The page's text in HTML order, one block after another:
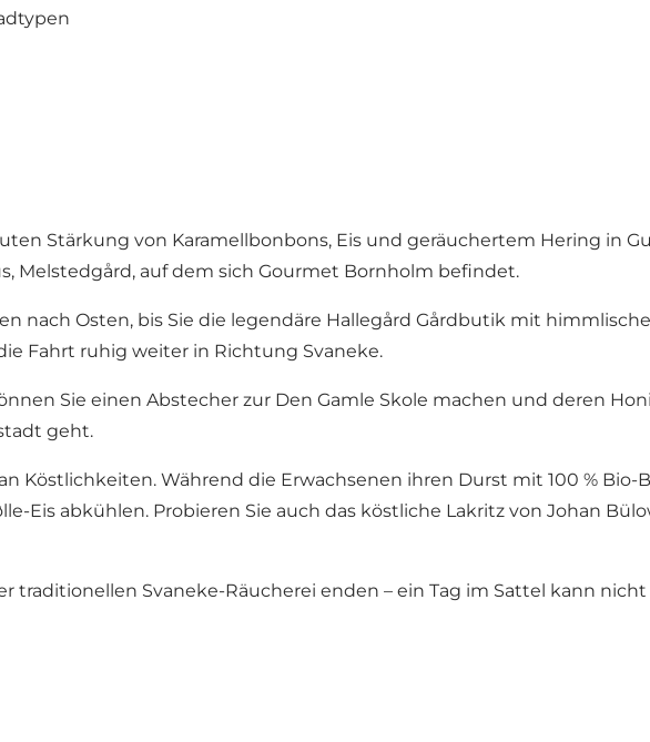
Stärkung von Karamellbonbons, Eis und geräuchertem Hering in
Melstedgård, auf dem sich Gourmet Bornholm befindet.
nach Osten, bis Sie die legendäre Hallegård Gårdbutik mit
Fahrt ruhig weiter in Richtung Svaneke.
Sie einen Abstecher zur Den Gamle Skole machen und deren
geht.
Köstlichkeiten. Während die Erwachsenen ihren Durst mit 100 %
Eis abkühlen. Probieren Sie auch das köstliche Lakritz von Johan
traditionellen Svaneke-Räucherei enden – ein Tag im Sattel kann nicht